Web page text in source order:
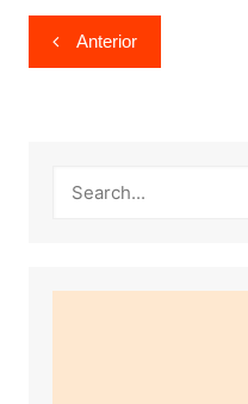
Navegação
de
Anterior